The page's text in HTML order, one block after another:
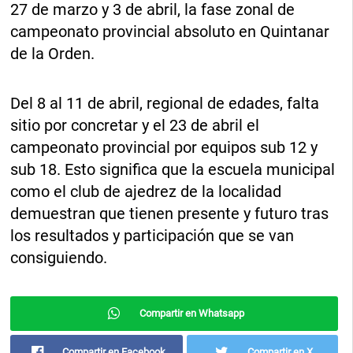
27 de marzo y 3 de abril, la fase zonal de
campeonato provincial absoluto en Quintanar
de la Orden.
Del 8 al 11 de abril, regional de edades, falta
sitio por concretar y el 23 de abril el
campeonato provincial por equipos sub 12 y
sub 18. Esto significa que la escuela municipal
como el club de ajedrez de la localidad
demuestran que tienen presente y futuro tras
los resultados y participación que se van
consiguiendo.
Compartir en Whatsapp